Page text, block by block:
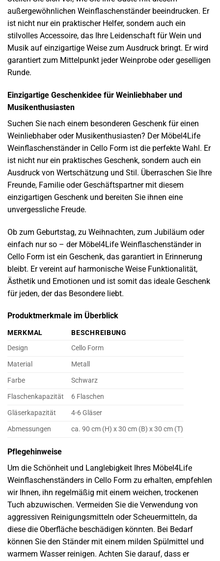
außergewöhnlichen Weinflaschenständer beeindrucken. Er
ist nicht nur ein praktischer Helfer, sondern auch ein
stilvolles Accessoire, das Ihre Leidenschaft für Wein und
Musik auf einzigartige Weise zum Ausdruck bringt. Er wird
garantiert zum Mittelpunkt jeder Weinprobe oder geselligen
Runde.
Einzigartige Geschenkidee für Weinliebhaber und
Musikenthusiasten
Suchen Sie nach einem besonderen Geschenk für einen
Weinliebhaber oder Musikenthusiasten? Der Möbel4Life
Weinflaschenständer in Cello Form ist die perfekte Wahl. Er
ist nicht nur ein praktisches Geschenk, sondern auch ein
Ausdruck von Wertschätzung und Stil. Überraschen Sie Ihre
Freunde, Familie oder Geschäftspartner mit diesem
einzigartigen Geschenk und bereiten Sie ihnen eine
unvergessliche Freude.
Ob zum Geburtstag, zu Weihnachten, zum Jubiläum oder
einfach nur so – der Möbel4Life Weinflaschenständer in
Cello Form ist ein Geschenk, das garantiert in Erinnerung
bleibt. Er vereint auf harmonische Weise Funktionalität,
Ästhetik und Emotionen und ist somit das ideale Geschenk
für jeden, der das Besondere liebt.
Produktmerkmale im Überblick
MERKMAL
BESCHREIBUNG
Design
Cello Form
Material
Metall
Farbe
Schwarz
Flaschenkapazität
6 Flaschen
Gläserkapazität
4-6 Gläser
Abmessungen
ca. 90 cm (H) x 30 cm (B) x 30 cm (T)
Pflegehinweise
Um die Schönheit und Langlebigkeit Ihres Möbel4Life
Weinflaschenständers in Cello Form zu erhalten, empfehlen
wir Ihnen, ihn regelmäßig mit einem weichen, trockenen
Tuch abzuwischen. Vermeiden Sie die Verwendung von
aggressiven Reinigungsmitteln oder Scheuermitteln, da
diese die Oberfläche beschädigen könnten. Bei Bedarf
können Sie den Ständer mit einem milden Spülmittel und
warmem Wasser reinigen. Achten Sie darauf, dass er